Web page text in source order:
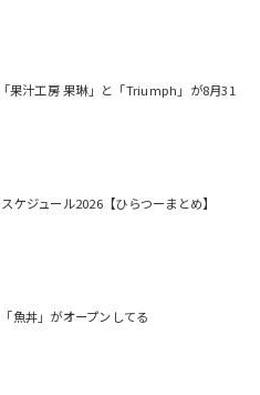
果汁工房 果琳」と「Triumph」が8月31
ケジュール2026【ひらつーまとめ】
魚丼」がオープンしてる